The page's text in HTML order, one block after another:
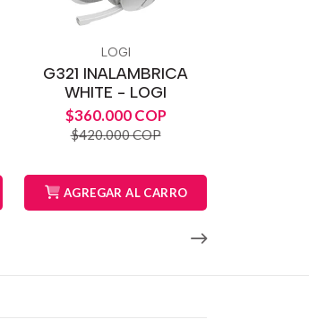
LOGI
G321 INALAMBRICA
WHITE - LOGI
$360.000 COP
$420.000 COP
AGREGAR AL CARRO